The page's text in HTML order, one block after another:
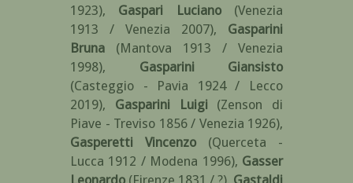
1923), Gaspari Luciano
(Venezia
1913 / Venezia 2007), Gasparini
Bruna
(Mantova 1913 / Venezia
1998), Gasparini Giansisto
(Casteggio - Pavia 1924 / Lecco
2019), Gasparini Luigi
(Zenson di
Piave - Treviso 1856 / Venezia 1926),
Gasperetti Vincenzo
(Querceta -
Lucca 1912 / Modena 1996), Gasser
Leonardo (Firenze 1831 / ?), Gastaldi